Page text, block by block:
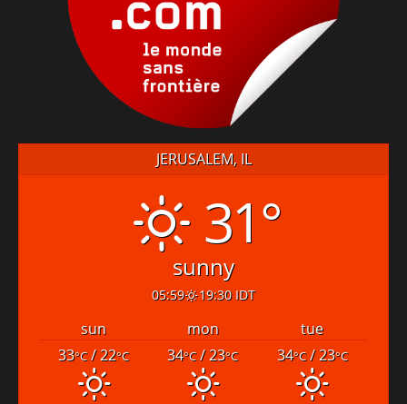
JERUSALEM, IL
31°
sunny
05:59 19:30 IDT
sun mon
tue
33°C/ 22°C 34°C/ 23°C 34°C/ 23°C